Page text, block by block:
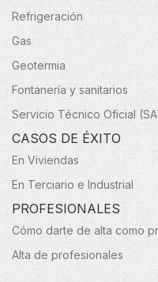
Refrigeración
Gas
Geotermia
Fontanería y sanitarios
Servicio Técnico Oficial
CASOS DE ÉXITO
En Viviendas
En Terciario e Industrial
PROFESIONALES
Cómo darte de alta como
Alta de profesionales